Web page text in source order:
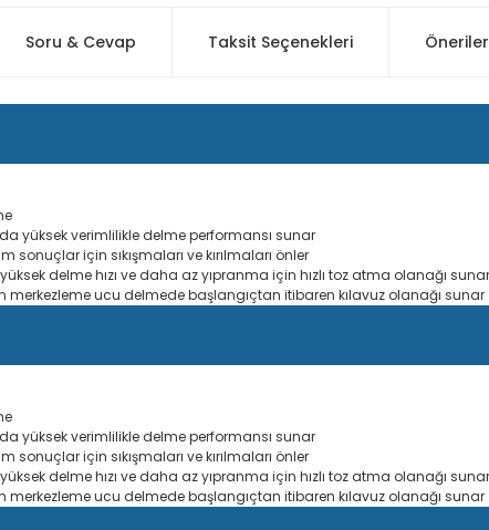
Soru & Cevap Taksit Seçenekleri
yüksek verimlilikle delme performansı sunar
sonuçlar için sıkışmaları ve kırılmaları önler
delme hızı ve daha az yıpranma için hızlı toz atma olanağı sunar
merkezleme ucu delmede başlangıçtan itibaren kılavuz olanağı sunar
yüksek verimlilikle delme performansı sunar
sonuçlar için sıkışmaları ve kırılmaları önler
delme hızı ve daha az yıpranma için hızlı toz atma olanağı sunar
merkezleme ucu delmede başlangıçtan itibaren kılavuz olanağı sunar